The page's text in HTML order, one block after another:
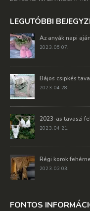
LEGUTÓBBI
Az anyák napi
2023. 05 07.
Bájos csipkés
2023. 04 28.
2023-as tavaszi
2023. 04 21.
Régi korok
2023. 02 03.
FONTOS